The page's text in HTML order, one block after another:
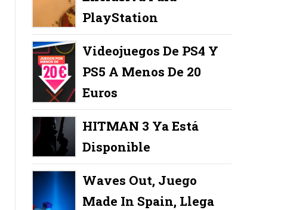
PlayStation
Videojuegos De PS4 Y
PS5 A Menos De 20
Euros
HITMAN 3 Ya Está
Disponible
Waves Out, Juego
Made In Spain, Llega